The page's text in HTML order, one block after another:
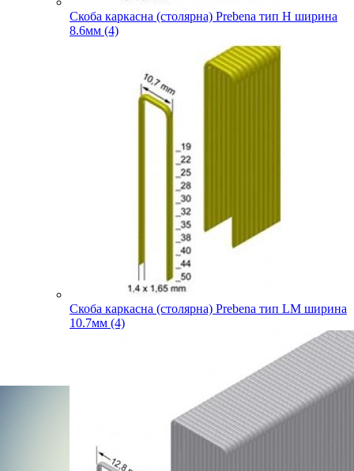
Скоба каркасна (столярна) Prebena тип H ширина
8.6мм (4)
Скоба каркасна (столярна) Prebena тип LM ширина
10.7мм (4)